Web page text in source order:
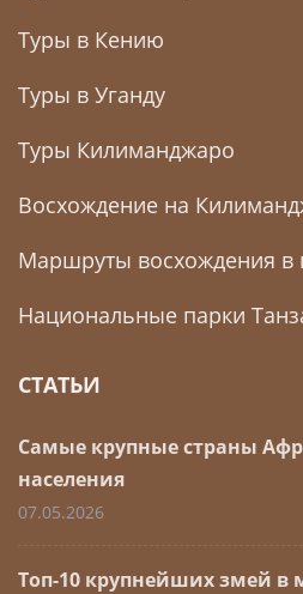
Туры в Кению
Туры в Уганду
Туры Килиманджаро
Восхождение на
Маршруты восхождения в
Национальные парки
СТАТЬИ
Самые крупные страны
населения
07.05.2026
Топ-10 крупнейших змей в